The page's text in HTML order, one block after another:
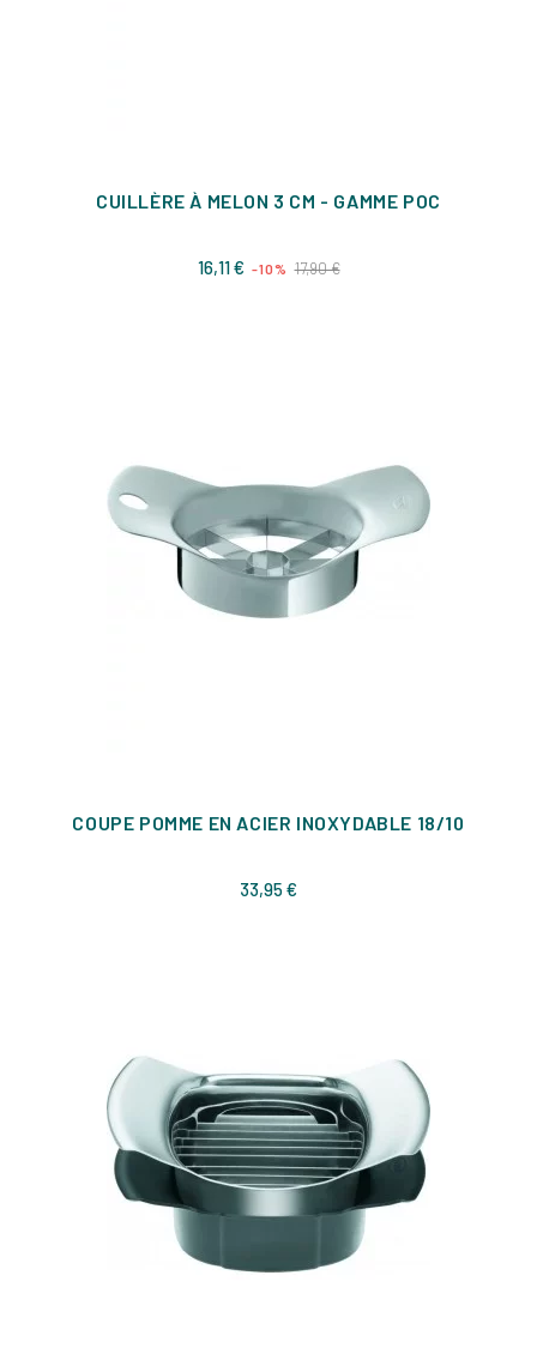
CUILLÈRE À MELON 3 CM - GAMME POC
16,11 € Prix
-10% 17,90 €Prix
COUPE POMME EN ACIER INOXYDABLE 18/10
33,95 €Prix